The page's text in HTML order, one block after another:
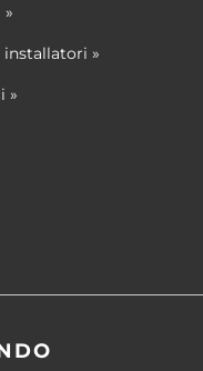
»
installatori »
»